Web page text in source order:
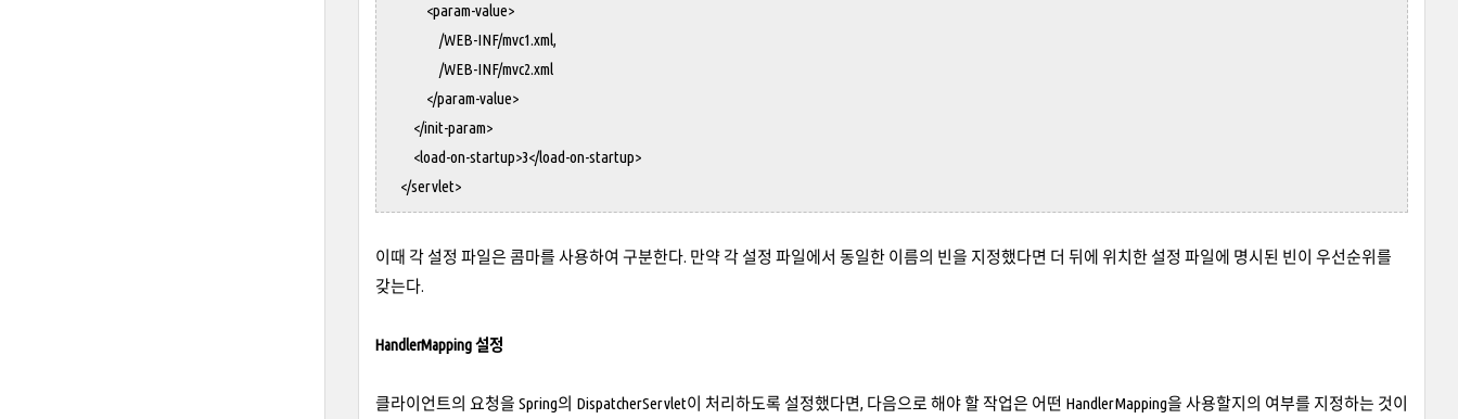
<param-value>
/WEB-INF/mvc1.xml,
/WEB-INF/mvc2.xml
</param-value>
</init-param>
<load-on-startup>3</load-on-startup>
</servlet>
이때 각 설정 파일은 콤마를 사용하여 구분한다. 만약 각 설정 파일에서 동일한 이름의 빈을 지정했다면 더 뒤에 위치한 설정 파일에 명시된 빈이 우선순위를
갖는다.
HandlerMapping 설정
클라이언트의 요청을 Spring의 DispatcherServlet이 처리하도록 설정했다면, 다음으로 해야 할 작업은 어떤 HandlerMapping을 사용할지의 여부를 지정하는 것이